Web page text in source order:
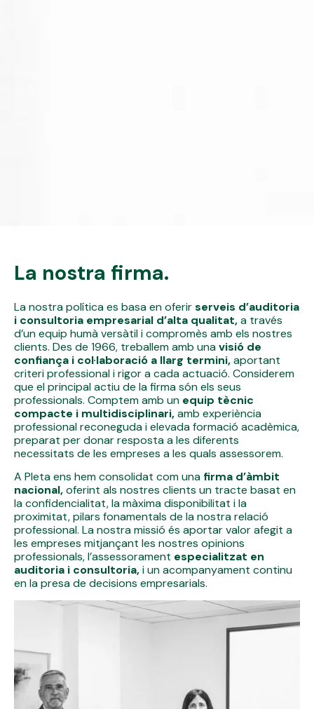
La nostra firma.
La nostra política es basa en oferirserveis d’auditoria
i consultoria empresarial d’alta qualitat,a través
d’un equip humà versàtil i compromès amb els nostres
clients. Des de 1966, treballem amb unavisió de
confiança i col·laboració a llarg termini,aportant
criteri professional i rigor a cada actuació. Considerem
que el principal actiu de la firma són els seus
professionals. Comptem amb un equip tècnic
compacte i multidisciplinari,amb experiència
professional reconeguda i elevada formació acadèmica,
preparat per donar resposta a les diferents
necessitats de les empreses a les quals assessorem.
A Pleta ens hem consolidat com una firma d’àmbit
nacional,oferint als nostres clients un tracte basat en
la confidencialitat, la màxima disponibilitat i la
proximitat, pilars fonamentals de la nostra relació
professional. La nostra missió és aportar valor afegit a
les empreses mitjançant les nostres opinions
professionals, l’assessorament especialitzat en
auditoria i consultoria,i un acompanyament continu
en la presa de decisions empresarials.